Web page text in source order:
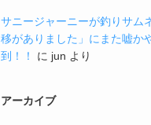
サニージャーニーが釣りサム
移がありました」にまた嘘か
到！！
に jun より
アーカイブ